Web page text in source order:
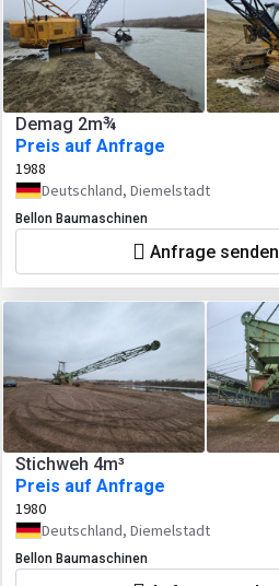
Demag 2m¾
Preis auf Anfrage
1988
Deutschland, Diemelstadt
Bellon Baumaschinen
Anfrage senden
Stichweh 4m³
Preis auf Anfrage
1980
Deutschland, Diemelstadt
Bellon Baumaschinen